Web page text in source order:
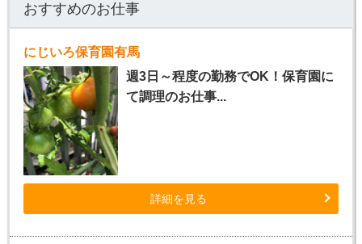
おすすめのお仕事
にじいろ保育園有馬
週3日～程度の勤務でOK！保育園に
て調理のお仕事...
詳細を見る